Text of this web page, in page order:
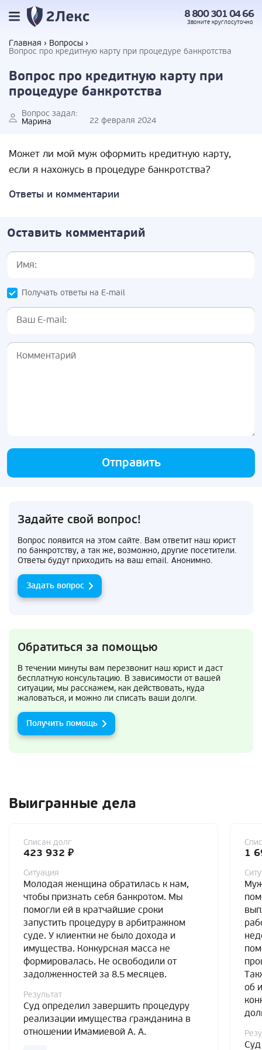
8 800 301 04 66
Звоните круглосуточно
Главная
Вопросы
Вопрос про кредитную карту при процедуре банкротства
Вопрос про кредитную карту при
процедуре банкротства
Вопрос задал:
Марина
22 февраля 2024
Может ли мой муж оформить кредитную карту,
если я нахожусь в процедуре банкротства?
Ответы и комментарии
Оставить комментарий
Получать ответы на E-mail
Отправить
Задайте свой вопрос!
Вопрос появится на этом сайте. Вам ответит наш юрист
по банкротству, а так же, возможно, другие посетители.
Ответы будут приходить на ваш email. Анонимно.
Задать вопрос
Обратиться за помощью
В течении минуты вам перезвонит наш юрист и даст
бесплатную консультацию. В зависимости от вашей
ситуации, мы расскажем, как действовать, куда
жаловаться, и можно ли списать ваши долги.
Получить помощь
Выигранные дела
Списан долг
423 932 ₽
Ситуация
Молодая женщина обратилась к нам,
чтобы признать себя банкротом. Мы
помогли ей в кратчайшие сроки
запустить процедуру в арбитражном
суде. У клиентки не было дохода и
имущества. Конкурсная масса не
формировалась. Не освободили от
задолженностей за 8.5 месяцев.
Результат
Суд определил завершить процедуру
реализации имущества гражданина в
отношении Имамиевой А. А.
1
об